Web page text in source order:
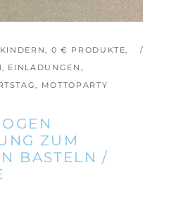
, 0 € PRODUKTE,
, EINLADUNGEN ,
, MOTTOPARTY
ZUM
BASTELN /